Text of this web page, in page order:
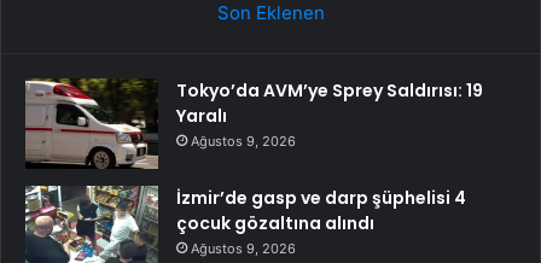
Son Eklenen
Tokyo’da AVM’ye Sprey Saldırısı: 19
Yaralı
Ağustos 9, 2026
İzmir’de gasp ve darp şüphelisi 4
çocuk gözaltına alındı
Ağustos 9, 2026